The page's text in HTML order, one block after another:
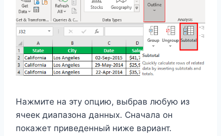
Нажмите на эту опцию, выбрав любую из
ячеек диапазона данных. Сначала он
покажет приведенный ниже вариант.